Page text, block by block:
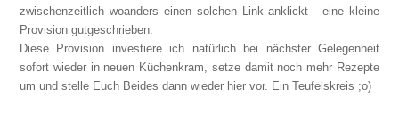
zwischenzeitlich woanders einen solchen Link anklickt - eine kleine
Provision gutgeschrieben.
Diese Provision investiere ich natürlich bei nächster Gelegenheit
sofort wieder in neuen Küchenkram, setze damit noch mehr Rezepte
um und stelle Euch Beides dann wieder hier vor. Ein Teufelskreis ;o)